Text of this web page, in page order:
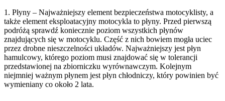
1. Płyny – Najważniejszy element bezpieczeństwa motocyklisty, a
także element eksploatacyjny motocykla to płyny. Przed pierwszą
podróżą sprawdź koniecznie poziom wszystkich płynów
znajdujących się w motocyklu. Część z nich bowiem mogła uciec
przez drobne nieszczelności układów. Najważniejszy jest płyn
hamulcowy, którego poziom musi znajdować się w tolerancji
przedstawionej na zbiorniczku wyrównawczym. Kolejnym
niejmniej ważnym płynem jest płyn chłodniczy, który powinien być
wymieniany co około 2 lata.